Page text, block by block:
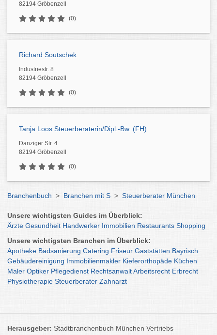
82194 Gröbenzell
(0)
Richard Soutschek
Industriestr. 8
82194 Gröbenzell
(0)
Tanja Loos Steuerberaterin/Dipl.-Bw. (FH)
Danziger Str. 4
82194 Gröbenzell
(0)
Branchenbuch > Branchen mit S > Steuerberater München
Unsere wichtigsten Guides im Überblick:
Ärzte Gesundheit Handwerker Immobilien Restaurants Shopping
Unsere wichtigsten Branchen im Überblick:
Apotheke Badsanierung Catering Friseur Gaststätten Bayrisch
Gebäudereinigung Immobilienmakler Kieferorthopäde Küchen
Maler Optiker Pflegedienst RechtsanwaltArbeitsrecht Erbrecht
Physiotherapie Steuerberater Zahnarzt
Herausgeber: Stadtbranchenbuch München Vertriebs